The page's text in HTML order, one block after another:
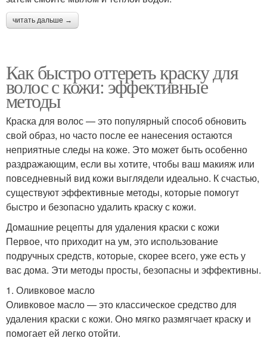
читать дальше →
Как быстро оттереть краску для
волос с кожи: эффективные
методы
Краска для волос — это популярный способ обновить
свой образ, но часто после ее нанесения остаются
неприятные следы на коже. Это может быть особенно
раздражающим, если вы хотите, чтобы ваш макияж или
повседневный вид кожи выглядели идеально. К счастью,
существуют эффективные методы, которые помогут
быстро и безопасно удалить краску с кожи.
Домашние рецепты для удаления краски с кожи
Первое, что приходит на ум, это использование
подручных средств, которые, скорее всего, уже есть у
вас дома. Эти методы просты, безопасны и эффективны.
1. Оливковое масло
Оливковое масло — это классическое средство для
удаления краски с кожи. Оно мягко размягчает краску и
помогает ей легко отойти.